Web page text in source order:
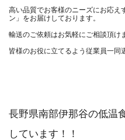
高い品質でお客様のニーズにお応え
ン」をお届けしております。
輸送のご依頼はお気軽にご相談頂け
皆様のお役に立てるよう従業員一同
長野県南部伊那谷の低温
しています！！